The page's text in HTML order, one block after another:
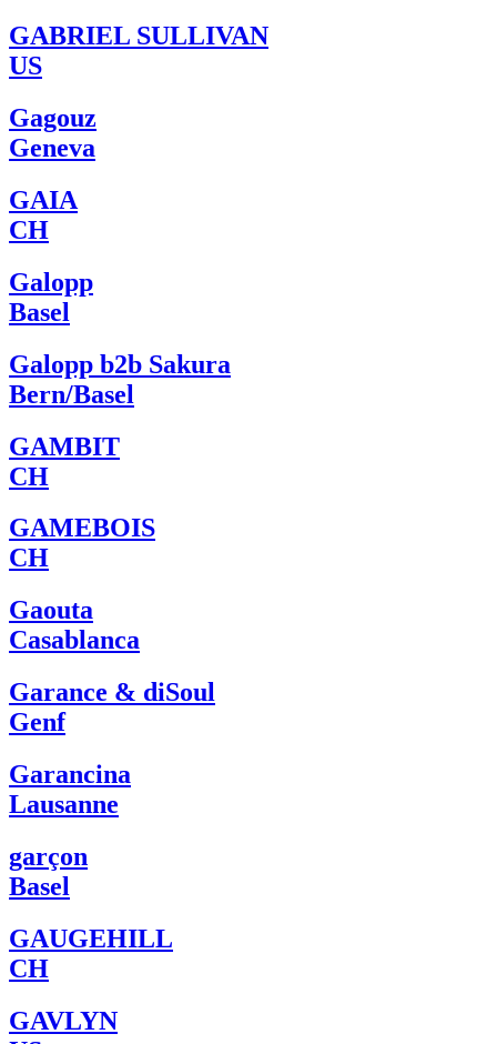
GABRIEL SULLIVAN
US
Gagouz
Geneva
GAIA
CH
Galopp
Basel
Galopp b2b Sakura
Bern/Basel
GAMBIT
CH
GAMEBOIS
CH
Gaouta
Casablanca
Garance & diSoul
Genf
Garancina
Lausanne
garçon
Basel
GAUGEHILL
CH
GAVLYN